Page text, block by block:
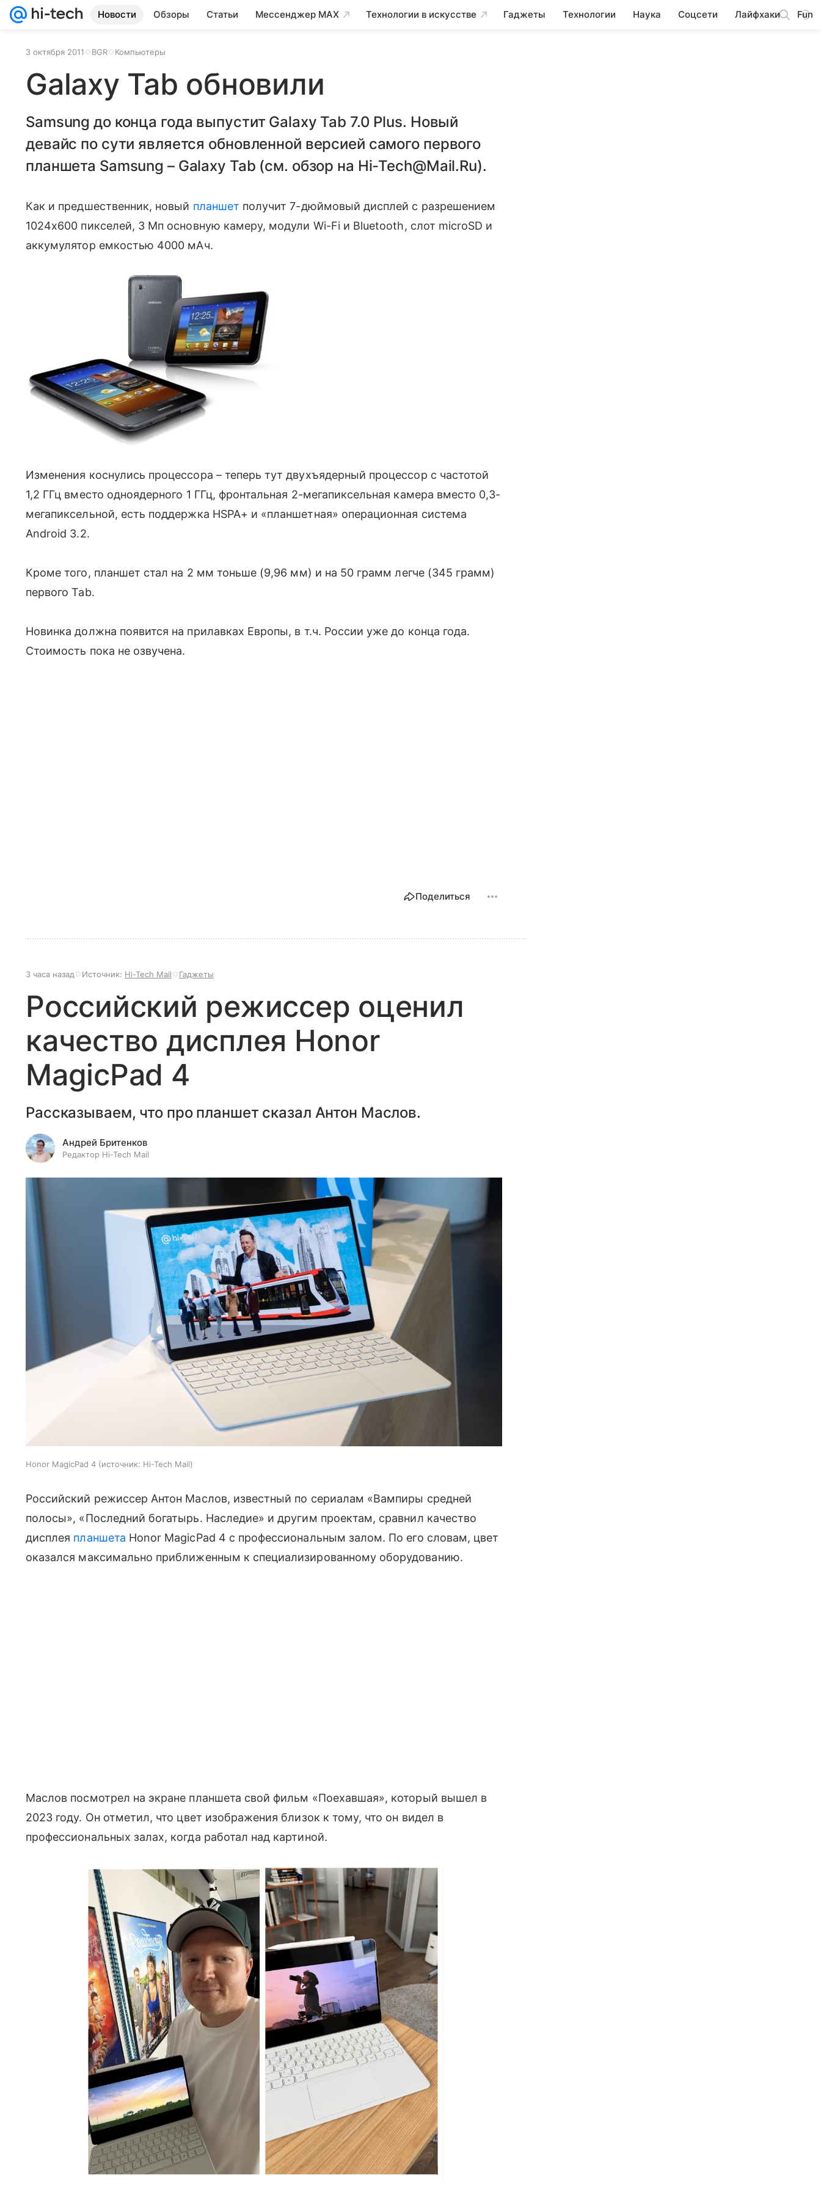
Новости Обзоры Статьи Мессенджер MAX Технологии в искусстве Гаджеты Технологии Наука Соцсети Лайфхаки Fun
3 октября 2011 BGR Компьютеры
Galaxy Tab обновили
Samsung до конца года выпустит Galaxy Tab 7.0 Plus. Новый
девайс по сути является обновленной версией самого первого
планшета Samsung – Galaxy Tab (см. обзор на Hi-Tech@Mail.Ru).
Как и предшественник, новый планшет получит 7-дюймовый дисплей с разрешением
1024х600 пикселей, 3 Мп основную камеру, модули Wi-Fi и Bluetooth, слот microSD и
аккумулятор емкостью 4000 мАч.
Изменения коснулись процессора – теперь тут двухъядерный процессор с частотой
1,2 ГГц вместо одноядерного 1 ГГц, фронтальная 2-мегапиксельная камера вместо 0,3-
мегапиксельной, есть поддержка HSPA+ и «планшетная» операционная система
Android 3.2.
Кроме того, планшет стал на 2 мм тоньше (9,96 мм) и на 50 грамм легче (345 грамм)
первого Tab.
Новинка должна появится на прилавках Европы, в т.ч. России уже до конца года.
Стоимость пока не озвучена.
Поделиться
3 часа назад Источник: Hi-Tech Mail Гаджеты
Российский режиссер оценил
качество дисплея Honor
MagicPad 4
Рассказываем, что про планшет сказал Антон Маслов.
Андрей Бритенков
Редактор Hi-Tech Mail
Honor MagicPad 4 источник: Hi-Tech Mail
Российский режиссер Антон Маслов, известный по сериалам «Вампиры средней
полосы», «Последний богатырь. Наследие» и другим проектам, сравнил качество
дисплея планшета Honor MagicPad 4 с профессиональным залом. По его словам, цвет
оказался максимально приближенным к специализированному оборудованию.
Маслов посмотрел на экране планшета свой фильм «Поехавшая», который вышел в
2023 году. Он отметил, что цвет изображения близок к тому, что он видел в
профессиональных залах, когда работал над картиной.